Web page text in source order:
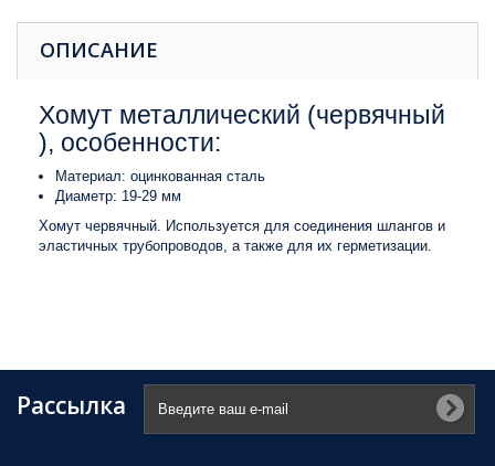
ОПИСАНИЕ
Хомут металлический (червячный​
), особенности:
​Материал: оцинкованная сталь​
Диаметр: 19-29 мм​
​Хомут червячный. Используется для соединения шлангов и
эластичных трубопроводов, а также для их герметизации.​
Рассылка